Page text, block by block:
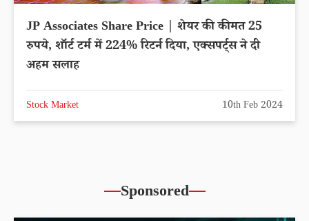
JP Associates Share Price | शेयर की कीमत 25
रुपये, शॉर्ट टर्म में 224% रिटर्न दिया, एक्सपर्ट्स ने दी
अहम सलाह
Stock Market 10th Feb 2024
Sponsored